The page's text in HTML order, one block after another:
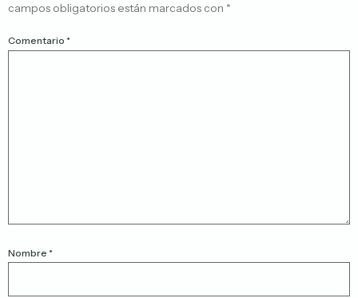
campos obligatorios están marcados con *
Comentario *
Nombre *